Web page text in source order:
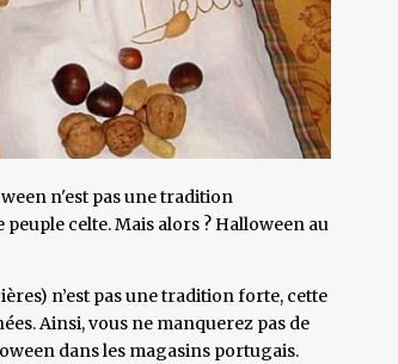
n'est pas une tradition
peuple celte. Mais alors ? Halloween au
n’est pas une tradition forte, cette
Ainsi, vous ne manquerez pas de
dans les magasins portugais.